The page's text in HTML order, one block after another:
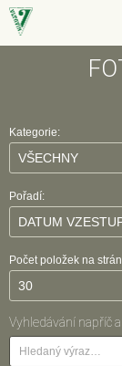
Kategorie:
Pořadí:
Počet položek na
Vyhledávání napříč